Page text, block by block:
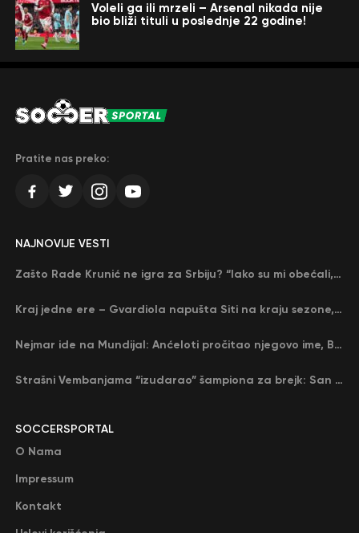
Voleli ga ili mrzeli – Arsenal nikada nije
bio bliži tituli u poslednje 22 godine!
Pratite nas preko:
SOCCERSPORTAL
O Nama
Impressum
Kontakt
NAJNOVIJE VESTI
Zašto Rade Krunić ne igra za Srbiju? “Iako su mi obećali, niko me nije zvao…”
Kraj jedne ere – Gvardiola napušta Siti na kraju sezone, menja ga njegov nekadašnji rival
Nejmar ide na Mundijal: Anćeloti pročitao njegovo ime, Brazil u delirijumu (VIDEO)
Strašni Vembanjama “izudarao” šampiona za brejk: San Antonio poveo protiv Oklahome